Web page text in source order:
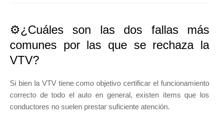
⚙️¿Cuáles son las dos fallas más
comunes por las que se rechaza la
VTV?
Si bien la VTV tiene como objetivo certificar el funcionamiento
correcto de todo el auto en general, existen ítems que los
conductores no suelen prestar suficiente atención.